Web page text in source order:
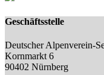
Geschäftsstelle
Deutscher Alpenverein-
Kornmarkt 6
90402 Nürnberg